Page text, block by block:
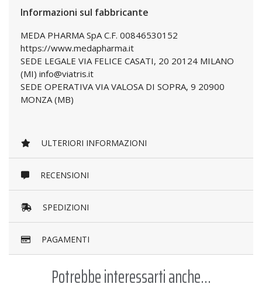
Informazioni sul fabbricante
MEDA PHARMA SpA C.F. 00846530152
https://www.medapharma.it
SEDE LEGALE VIA FELICE CASATI, 20 20124 MILANO
(MI) info@viatris.it
SEDE OPERATIVA VIA VALOSA DI SOPRA, 9 20900
MONZA (MB)
ULTERIORI INFORMAZIONI
RECENSIONI
SPEDIZIONI
PAGAMENTI
Potrebbe interessarti anche...